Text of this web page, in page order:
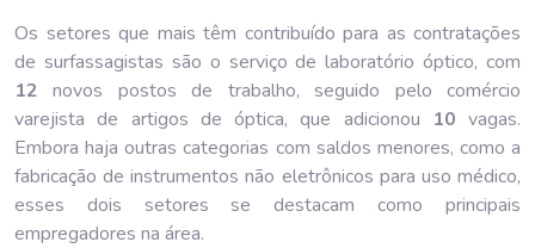
Os setores que mais têm contribuído para as contratações
de surfassagistas são o serviço de laboratório óptico, com
12 novos postos de trabalho, seguido pelo comércio
varejista de artigos de óptica, que adicionou 10 vagas.
Embora haja outras categorias com saldos menores, como a
fabricação de instrumentos não eletrônicos para uso médico,
esses dois setores se destacam como principais
empregadores na área.